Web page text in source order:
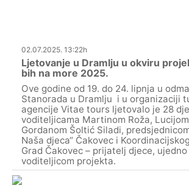
02.07.2025. 13:22h
Ljetovanje u Dramlju u okviru
bih na more 2025.
Ove godine od 19. do 24. lipnja u
Stanorada u Dramlju i u organizaciji
agencije Vitae tours ljetovalo je 28
voditeljicama Martinom Roža,
Gordanom Šoltić Siladi,
Naša djeca“ Čakovec i
Grad Čakovec – prijatelj djece, ujedno
voditeljicom projekta.